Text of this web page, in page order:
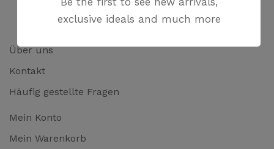
Über uns
Kontakt
Häufig gestellte Fragen
Mein Konto
Mein Warenkorb
exclusive ideals and much more